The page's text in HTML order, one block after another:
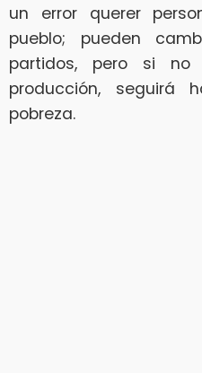
un error querer
pueblo; pueden
partidos, pero si
producción, seguirá
pobreza.